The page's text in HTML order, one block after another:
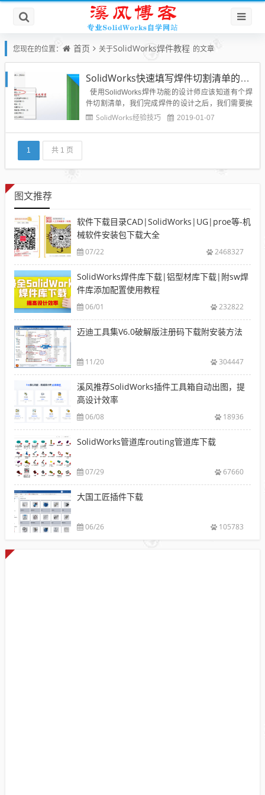
您现在的位置： 首页 关于SolidWorks焊件教程 的文章
SolidWorks快速填写焊件切割清单的技巧-大神级的操作
使用SolidWorks焊件功能的设计师应该知道有个焊
件切割清单，我们完成焊件的设计之后，我们需要挨
个填写焊件里面每个焊材的焊件切割清单属性值，非
SolidWorks经验技巧 2019-01-07
1 共 1 页
图文推荐
软件下载目录CAD|SolidWorks|UG|proe等-机
械软件安装包下载大全
07/22 2468327
SolidWorks焊件库下载|铝型材库下载|附sw焊
件库添加配置使用教程
06/01 232822
迈迪工具集V6.0破解版注册码下载附安装方法
11/20 304447
溪风推荐SolidWorks插件工具箱自动出图，提
高设计效率
06/08 18936
SolidWorks管道库routing管道库下载
07/29 67660
大国工匠插件下载
06/26 105783